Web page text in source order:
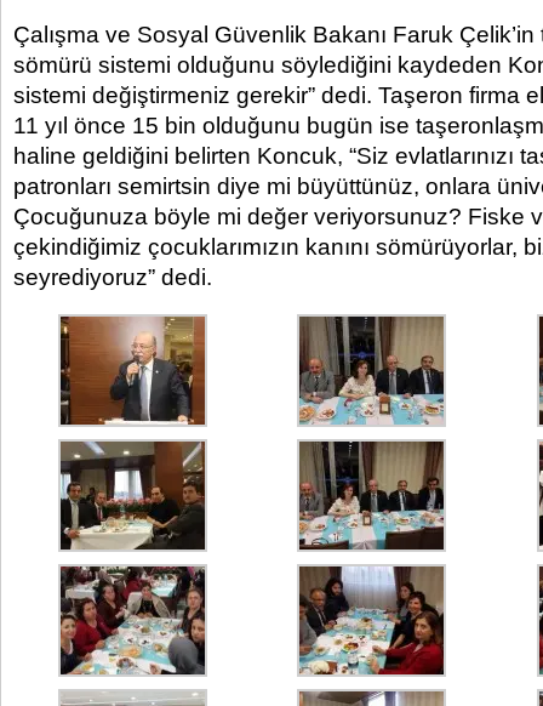
Çalışma ve Sosyal Güvenlik Bakanı Faruk
sömürü sistemi olduğunu söylediğini kaydeden
sistemi değiştirmeniz gerekir” dedi. Taşeron firma
11 yıl önce 15 bin olduğunu bugün ise
haline geldiğini belirten Koncuk, “Siz evlatlarınızı
patronları semirtsin diye mi büyüttünüz, onlara
Çocuğunuza böyle mi değer veriyorsunuz? Fiske
çekindiğimiz çocuklarımızın kanını sömürüyorlar,
seyrediyoruz” dedi.